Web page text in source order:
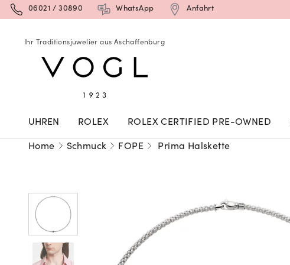
06021 / 30890 WhatsApp Anfahrt
Ihr Traditionsjuwelier aus Aschaffenburg
UHREN ROLEX ROLEX CERTIFIED PRE-OWNED
Home Schmuck FOPE Prima Halskette